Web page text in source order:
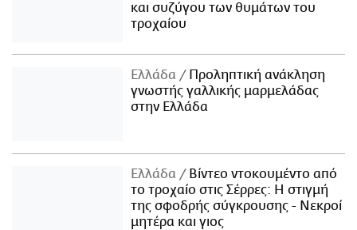
και συζύγου των θυμάτων του
τροχαίου
Ελλάδα
Προληπτική ανάκληση
γνωστής γαλλικής μαρμελάδας
στην Ελλάδα
Ελλάδα
Βίντεο ντοκουμέντο από
το τροχαίο στις Σέρρες: Η στιγμή
της σφοδρής σύγκρουσης - Νεκροί
μητέρα και γιος